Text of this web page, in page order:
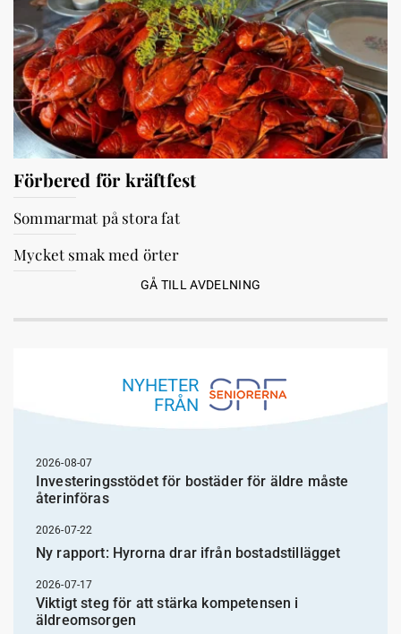
Förbered för kräftfest
Sommarmat på stora fat
Mycket smak med örter
GÅ TILL AVDELNING
NYHETER
FRÅN
2026-08-07
Investeringsstödet för bostäder för äldre måste
återinföras
2026-07-22
Ny rapport: Hyrorna drar ifrån bostadstillägget
2026-07-17
Viktigt steg för att stärka kompetensen i
äldreomsorgen